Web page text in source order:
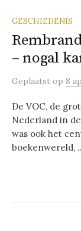
GESCHIEDENIS
– nogal
Geplaatst op 8
De VOC, de
Nederland in
was ook het
boekenwereld,